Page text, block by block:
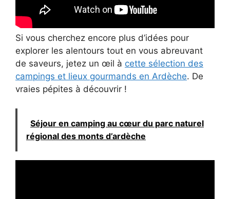
Si vous cherchez encore plus d’idées pour
explorer les alentours tout en vous abreuvant
de saveurs, jetez un œil à cette sélection des
campings et lieux gourmands en Ardèche. De
vraies pépites à découvrir !
Séjour en camping au cœur du parc naturel
régional des monts d’ardèche